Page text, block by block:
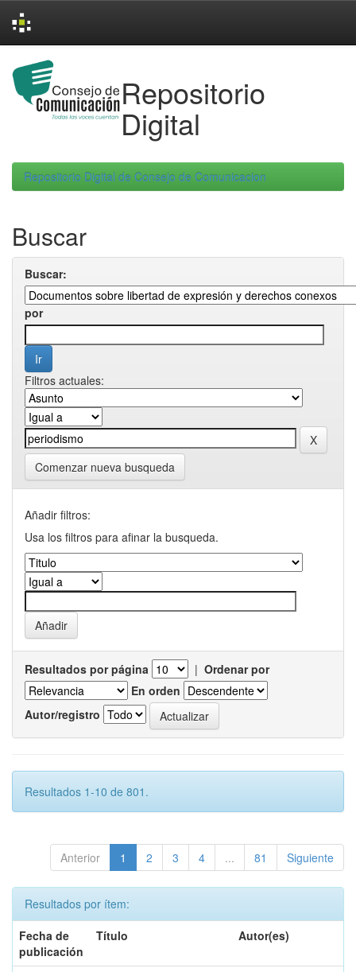
navigation
Repositorio
Digital
Repositorio Digital de Consejo de Comunicacion
Buscar
Buscar:
por
Filtros actuales:
Comenzar nueva busqueda
Añadir filtros:
Usa los filtros para afinar la busqueda.
Resultados por página | Ordenar por
En orden
Autor/registro
Resultados 1-10 de 801.
Anterior 1 2 3 4 ... 81 Siguiente
Resultados por ítem:
Fecha de
publicación
Título Autor(es)